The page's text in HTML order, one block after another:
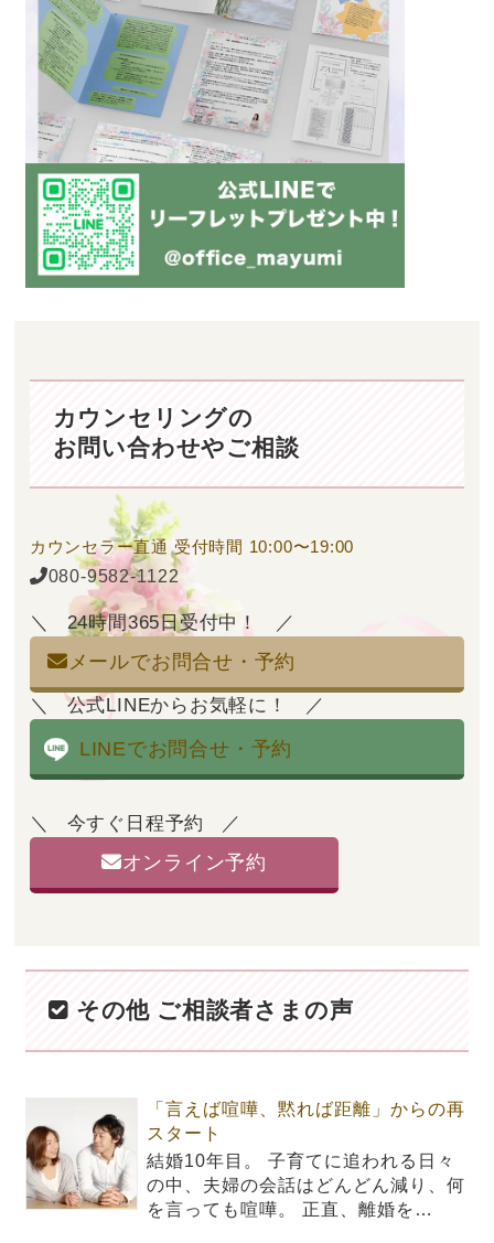
カウンセリングの
お問い合わせやご相談
カウンセラー直通 受付時間 10:00〜19:00
080-9582-1122
24時間365日受付中！
メールでお問合せ・予約
公式LINEからお気軽に！
LINEでお問合せ・予約
今すぐ日程予約
オンライン予約
その他 ご相談者さまの声
「言えば喧嘩、黙れば距離」からの再
スタート
結婚10年目。 子育てに追われる日々
の中、夫婦の会話はどんどん減り、何
を言っても喧嘩。 正直、離婚を…